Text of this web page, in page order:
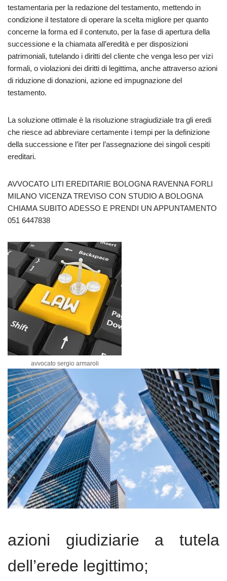
testamentaria per la redazione del testamento, mettendo in
condizione il testatore di operare la scelta migliore per quanto
concerne la forma ed il contenuto, per la fase di apertura della
successione e la chiamata all’eredità e per disposizioni
patrimoniali, tutelando i diritti del cliente che venga leso per vizi
formali, o violazioni dei diritti di legittima, anche attraverso azioni
di riduzione di donazioni, azione ed impugnazione del
testamento.
La soluzione ottimale è la risoluzione stragiudiziale tra gli eredi
che riesce ad abbreviare certamente i tempi per la definizione
della successione e l’iter per l’assegnazione dei singoli cespiti
ereditari.
AVVOCATO LITI EREDITARIE BOLOGNA RAVENNA FORLI
MILANO VICENZA TREVISO CON STUDIO A BOLOGNA
CHIAMA SUBITO ADESSO E PRENDI UN APPUNTAMENTO
051 6447838
avvocato sergio armaroli
azioni giudiziarie a tutela
dell’erede legittimo;